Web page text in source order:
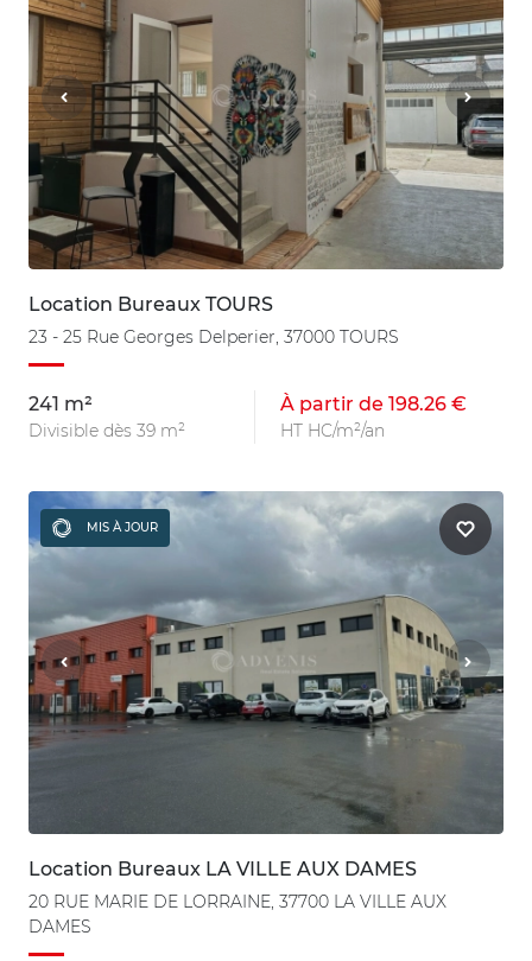
Location Bureaux TOURS
23 - 25 Rue Georges Delperier, 37000 TOURS
241 m²
Divisible dès 39 m²
À partir de 198.26 €
HT HC/m²/an
MIS À JOUR
Location Bureaux LA VILLE AUX DAMES
20 RUE MARIE DE LORRAINE, 37700 LA VILLE AUX
DAMES